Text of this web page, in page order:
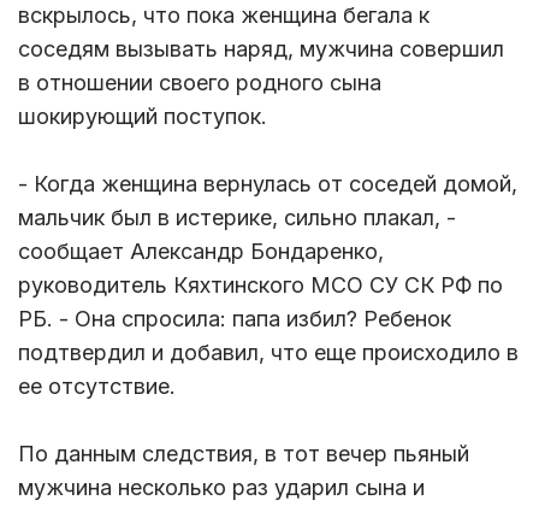
вскрылось, что пока женщина бегала к
соседям вызывать наряд, мужчина совершил
в отношении своего родного сына
шокирующий поступок.
- Когда женщина вернулась от соседей домой,
мальчик был в истерике, сильно плакал, -
сообщает Александр Бондаренко,
руководитель Кяхтинского МСО СУ СК РФ по
РБ. - Она спросила: папа избил? Ребенок
подтвердил и добавил, что еще происходило в
ее отсутствие.
По данным следствия, в тот вечер пьяный
мужчина несколько раз ударил сына и